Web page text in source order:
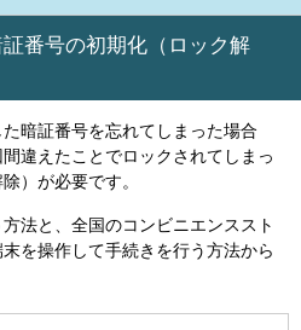
番号の初期化（ロック解
暗証番号を忘れてしまった場合
違えたことでロックされてしまっ
）が必要です。
法と、全国のコンビニエンススト
を操作して手続きを行う方法から